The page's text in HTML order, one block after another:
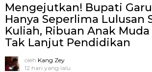
Mengejutkan! Bupati
Hanya Seperlima Lulusan
Kuliah, Ribuan Anak
Tak Lanjut Pendidikan
oleh Kang Zey
12 hari yang lalu